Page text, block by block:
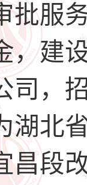
批服
，建
司，
湖北
昌段